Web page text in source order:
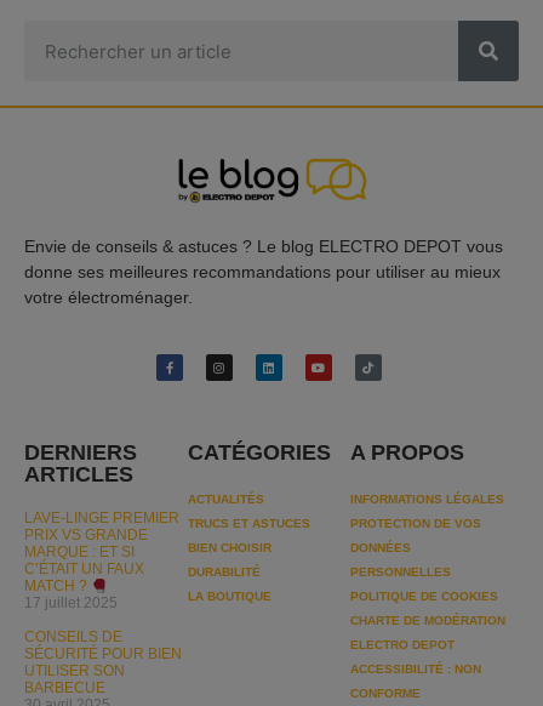
Envie de conseils & astuces ? Le blog ELECTRO DEPOT vous
donne ses meilleures recommandations pour utiliser au mieux
votre électroménager.
DERNIERS
ARTICLES
LAVE-LINGE PREMIER
PRIX VS GRANDE
MARQUE : ET SI
C’ÉTAIT UN FAUX
MATCH ?
17 juillet 2025
CONSEILS DE
SÉCURITÉ POUR BIEN
UTILISER SON
BARBECUE
CATÉGORIES
ACTUALITÉS
TRUCS ET ASTUCES
BIEN CHOISIR
DURABILITÉ
LA BOUTIQUE
A PROPOS
INFORMATIONS LÉGALES
PROTECTION DE VOS
DONNÉES
PERSONNELLES
POLITIQUE DE COOKIES
CHARTE DE MODÉRATION
ELECTRO DEPOT
ACCESSIBILITÉ : NON
CONFORME